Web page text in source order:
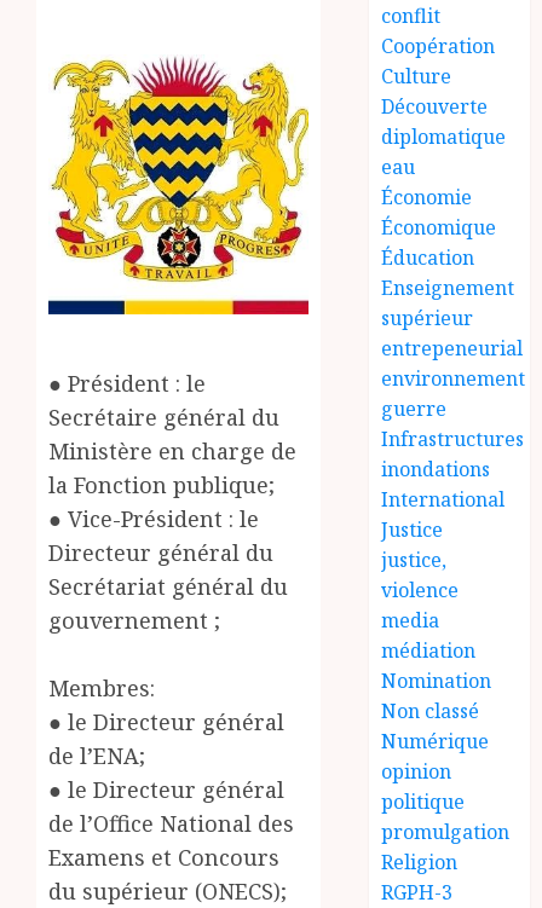
● Président : le
Secrétaire général du
Ministère en charge de
la Fonction publique;
● Vice-Président : le
Directeur général du
Secrétariat général du
gouvernement ;
Membres:
● le Directeur général
de l’ENA;
● le Directeur général
de l’Office National des
Examens et Concours
du supérieur (ONECS);
conflit
Coopération
Culture
Découverte
diplomatique
eau
Économie
Économique
Éducation
Enseignement
supérieur
entrepeneurial
environnement
guerre
Infrastructures
inondations
International
Justice
justice,
violence
media
médiation
Nomination
Non classé
Numérique
opinion
politique
promulgation
Religion
RGPH-3